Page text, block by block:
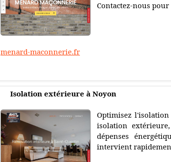
Contactez-nous
menard-maconnerie.fr
Isolation extérieure à Noyon
Optimisez
isolation
dépenses
intervient